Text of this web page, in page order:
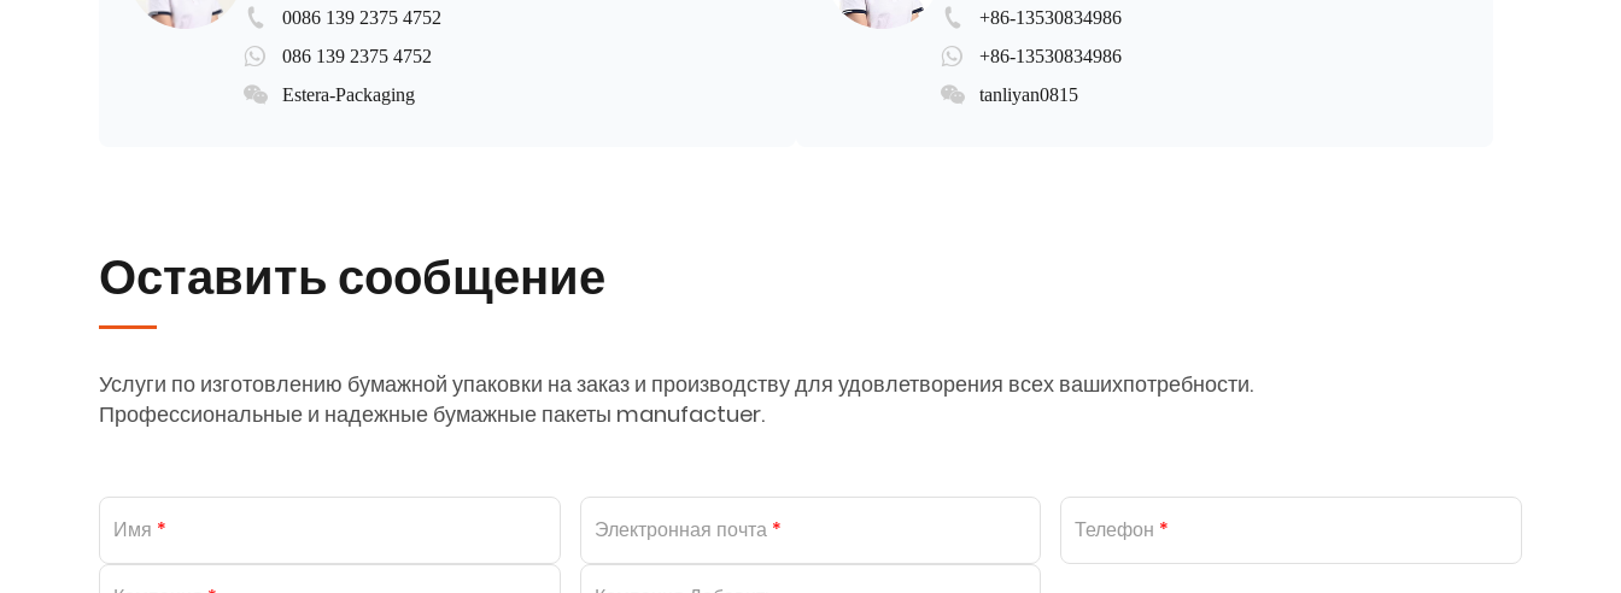
0086 139 2375 4752
086 139 2375 4752
Estera-Packaging
+86-13530834986
+86-13530834986
tanliyan0815
Оставить сообщение
Услуги по изготовлению бумажной упаковки на заказ и производству для удовлетворения всех вашихпотребности.
Профессиональные и надежные бумажные пакеты manufactuer.
Имя * Электронная почта * Телефон *